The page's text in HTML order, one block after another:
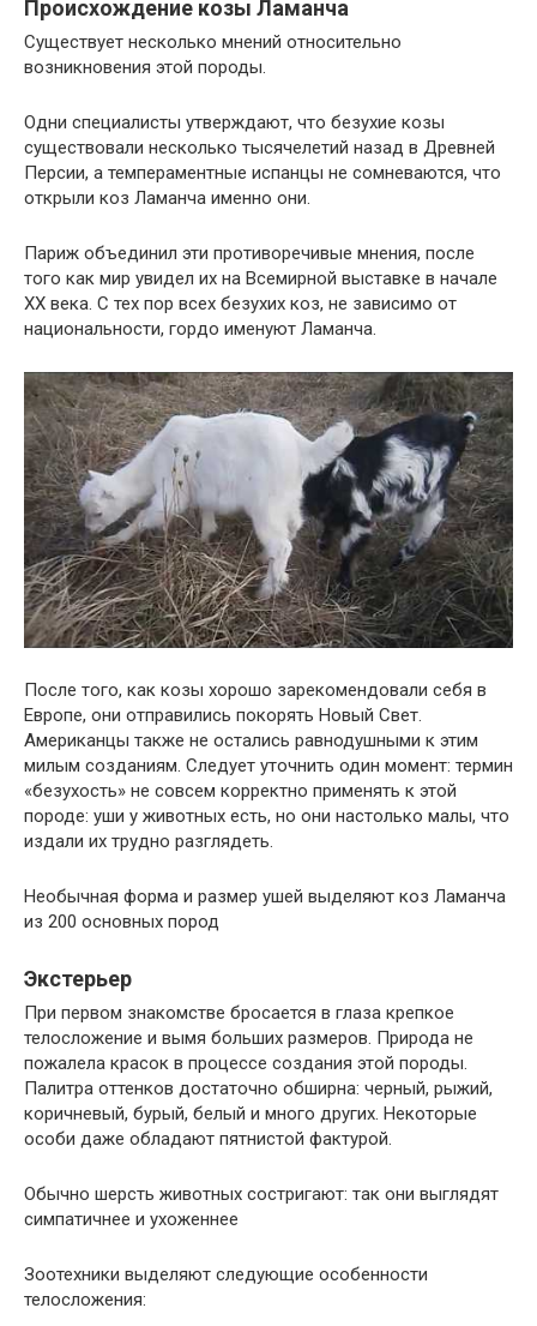
Происхождение козы Ламанча
Существует несколько мнений относительно
возникновения этой породы.
Одни специалисты утверждают, что безухие козы
существовали несколько тысячелетий назад в Древней
Персии, а темпераментные испанцы не сомневаются, что
открыли коз Ламанча именно они.
Париж объединил эти противоречивые мнения, после
того как мир увидел их на Всемирной выставке в начале
XX века. С тех пор всех безухих коз, не зависимо от
национальности, гордо именуют Ламанча.
После того, как козы хорошо зарекомендовали себя в
Европе, они отправились покорять Новый Свет.
Американцы также не остались равнодушными к этим
милым созданиям. Следует уточнить один момент: термин
«безухость» не совсем корректно применять к этой
породе: уши у животных есть, но они настолько малы, что
издали их трудно разглядеть.
Необычная форма и размер ушей выделяют коз Ламанча
из 200 основных пород
Экстерьер
При первом знакомстве бросается в глаза крепкое
телосложение и вымя больших размеров. Природа не
пожалела красок в процессе создания этой породы.
Палитра оттенков достаточно обширна: черный, рыжий,
коричневый, бурый, белый и много других. Некоторые
особи даже обладают пятнистой фактурой.
Обычно шерсть животных состригают: так они выглядят
симпатичнее и ухоженнее
Зоотехники выделяют следующие особенности
телосложения: